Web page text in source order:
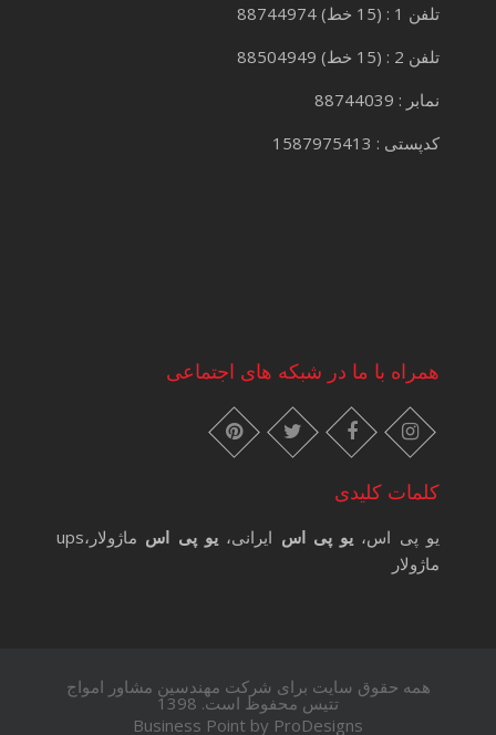
تلفن 1 : (15 خط) 88744974
تلفن 2 : (15 خط) 88504949
نمابر : 88744039
کدپستی : 1587975413
همراه با ما در شبکه های اجتماعی
instagram
facebook
twitter
pinterest
کلمات کلیدی
یو پی اس، یو پی اس ایرانی،یو پی اس
ماژولار،ups
ماژولار
همه حقوق سایت برای شرکت مهندسین مشاور امواج
تتیس محفوظ است. 1398
Business Point by ProDesigns